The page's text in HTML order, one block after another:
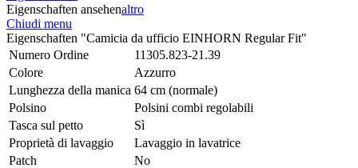
Eigenschaften ansehenaltro
Chiudi menu
Eigenschaften "Camicia da ufficio EINHORN Regular Fit"
Numero Ordine
11305.823-21.39
Colore
Azzurro
Lunghezza della manica 64 cm (normale)
Polsino
Polsini combi regolabili
Tasca sul petto
Sì
Proprietà di lavaggio
Lavaggio in lavatrice
Patch
No